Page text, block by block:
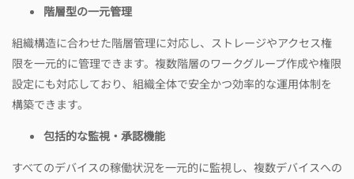
階層型の一元管理
組織構造に合わせた階層管理に対応し、ストレージやアクセス権
限を一元的に管理できます。複数階層のワークグループ作成や権限
設定にも対応しており、組織全体で安全かつ効率的な運用体制を
構築できます。
包括的な監視・ 承認機能
すべてのデバイスの稼働状況を一元的に監視し、複数デバイスへの